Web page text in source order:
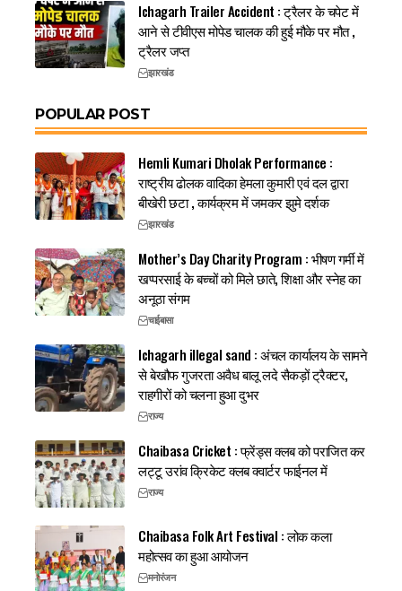
Ichagarh Trailer Accident : ट्रैलर के चपेट में
आने से टीवीएस मोपेड चालक की हुई मौके पर मौत ,
ट्रैलर जप्त
झारखंड
POPULAR POST
Hemli Kumari Dholak Performance :
राष्ट्रीय ढोलक वादिका हेमला कुमारी एवं दल द्वारा
बीखेरी छटा , कार्यक्रम में जमकर झुमे दर्शक
झारखंड
Mother’s Day Charity Program : भीषण गर्मी में
खप्परसाई के बच्चों को मिले छाते, शिक्षा और स्नेह का
अनूठा संगम
चाईबासा
Ichagarh illegal sand : अंचल कार्यालय के सामने
से बेखौफ गुजरता अवैध बालू लदे सैकड़ों ट्रैक्टर,
राहगीरों को चलना हुआ दुभर
राज्य
Chaibasa Cricket : फ्रेंड्स क्लब को पराजित कर
लट्टू उरांव क्रिकेट क्लब क्वार्टर फाईनल में
राज्य
Chaibasa Folk Art Festival : लोक कला
महोत्सव का हुआ आयोजन
मनोरंजन